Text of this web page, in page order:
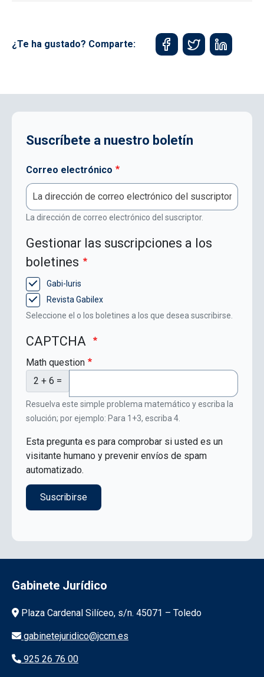
¿Te ha gustado? Comparte:
Suscríbete a nuestro boletín
Correo electrónico
La dirección de correo electrónico del suscriptor.
Gestionar las suscripciones a los
boletines
Gabi-Iuris
Revista Gabilex
Seleccione el o los boletines a los que desea suscribirse.
CAPTCHA
Math question
2 + 6 =
Resuelva este simple problema matemático y escriba la
solución; por ejemplo: Para 1+3, escriba 4.
Esta pregunta es para comprobar si usted es un
visitante humano y prevenir envíos de spam
automatizado.
Gabinete Jurídico
Información de la institución
Plaza Cardenal Silíceo, s/n. 45071 – Toledo
gabinetejuridico@jccm.es
925 26 76 00